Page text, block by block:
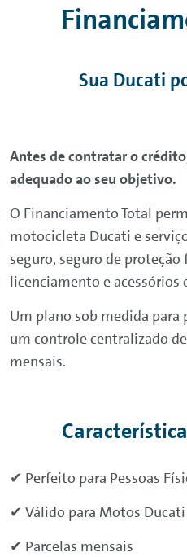
Sua Ducati
Antes de contratar o
adequado ao seu objetivo.
O Financiamento Total
motocicleta Ducati e
seguro, seguro de
licenciamento e
Um plano sob medida para
um controle centralizado
mensais.
✔ Perfeito para Pessoas
✔ Válido para Motos Ducati
✔ Parcelas mensais